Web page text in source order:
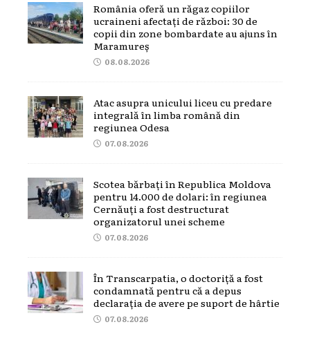
România oferă un răgaz copiilor
ucraineni afectați de război: 30 de
copii din zone bombardate au ajuns în
Maramureș
08.08.2026
Atac asupra unicului liceu cu predare
integrală în limba română din
regiunea Odesa
07.08.2026
Scotea bărbați în Republica Moldova
pentru 14.000 de dolari: în regiunea
Cernăuți a fost destructurat
organizatorul unei scheme
07.08.2026
În Transcarpatia, o doctoriță a fost
condamnată pentru că a depus
declarația de avere pe suport de hârtie
07.08.2026